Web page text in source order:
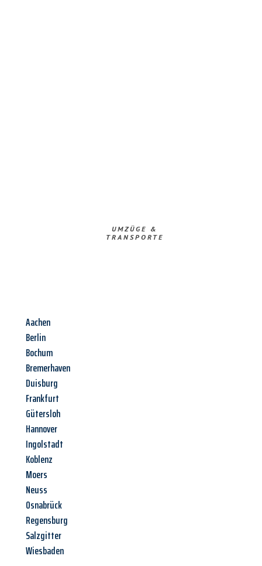
UMZÜGE &
TRANSPORTE
Aachen
Berlin
Bochum
Bremerhaven
Duisburg
Frankfurt
Gütersloh
Hannover
Ingolstadt
Koblenz
Moers
Neuss
Osnabrück
Regensburg
Salzgitter
Wiesbaden